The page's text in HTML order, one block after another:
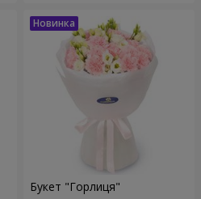
Букет "Горлиця"